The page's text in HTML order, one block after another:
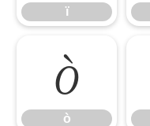
ï
ò
ò